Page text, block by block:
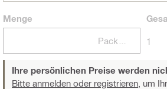
Menge
1
Ihre persönlichen Preise werden
Bitte anmelden oder registrieren, um